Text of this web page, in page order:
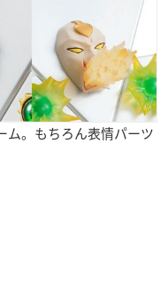
ム。もちろん表情パーツ